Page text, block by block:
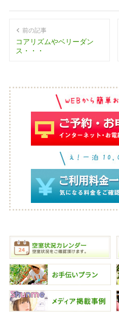
前の記事
コアリズムやベリーダン
ス・・・